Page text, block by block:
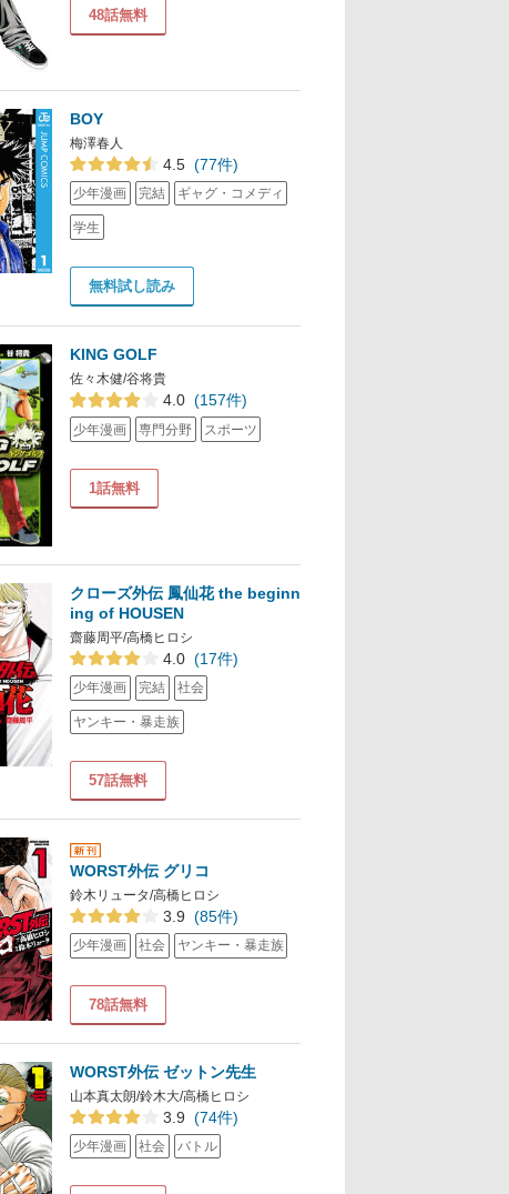
48話無料
BOY
梅澤春人
4.5 (77件)
少年漫画 完結 ギャグ・コメディ
学生
無料試し読み
KING GOLF
佐々木健/谷将貴
4.0 (157件)
少年漫画 専門分野 スポーツ
1話無料
クローズ外伝 鳳仙花 the beginn
ing of HOUSEN
齋藤周平/高橋ヒロシ
4.0 (17件)
少年漫画 完結 社会
ヤンキー・暴走族
57話無料
WORST外伝 グリコ
鈴木リュータ/高橋ヒロシ
3.9 (85件)
少年漫画 社会 ヤンキー・暴走族
78話無料
WORST外伝 ゼットン先生
山本真太朗/鈴木大/高橋ヒロシ
3.9 (74件)
少年漫画 社会 バトル